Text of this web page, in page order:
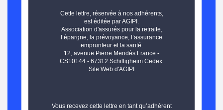
Cette lettre, réservée à nos adhérents,
est éditée par AGIPI.
Association d'assurés pour la retraite,
l’épargne, la prévoyance, l’assurance
emprunteur et la santé.
12, avenue Pierre Mendès France -
CS10144 - 67312 Schiltigheim Cedex.
Site Web d'AGIPI
Vous recevez cette lettre en tant qu’adhérent